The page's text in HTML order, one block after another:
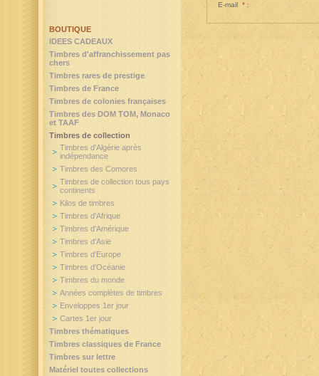
E-mail * :
BOUTIQUE
IDEES CADEAUX
Timbres d'affranchissement pas
chers
Timbres rares de prestige
Timbres de France
Timbres de colonies françaises
Timbres des DOM TOM, Monaco
et TAAF
Timbres de collection
Timbres d'Algérie après
indépendance
Timbres des Comores
Timbres de collection tous pays
continents
Kilos de timbres
Timbres d'Afrique
Timbres d'Amérique
Timbres d'Asie
Timbres d'Europe
Timbres d'Océanie
Timbres du monde
Années complètes de timbres
Enveloppes 1er jour
Cartes 1er jour
Timbres thématiques
Timbres classiques de France
Timbres sur lettre
Matériel toutes collections